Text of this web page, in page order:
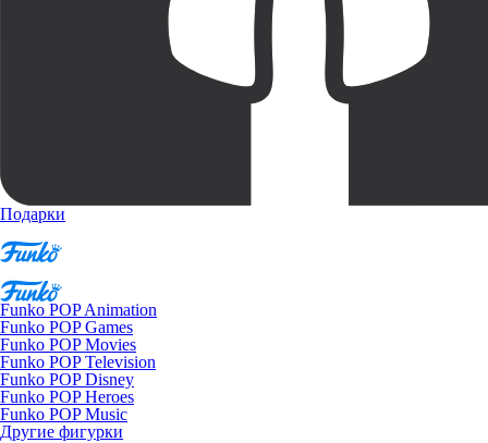
Подарки
Funko POP Animation
Funko POP Games
Funko POP Movies
Funko POP Television
Funko POP Disney
Funko POP Heroes
Funko POP Music
Другие фигурки